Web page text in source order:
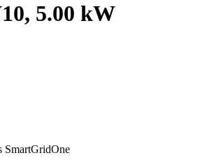
5.00 kW
SmartGridOne